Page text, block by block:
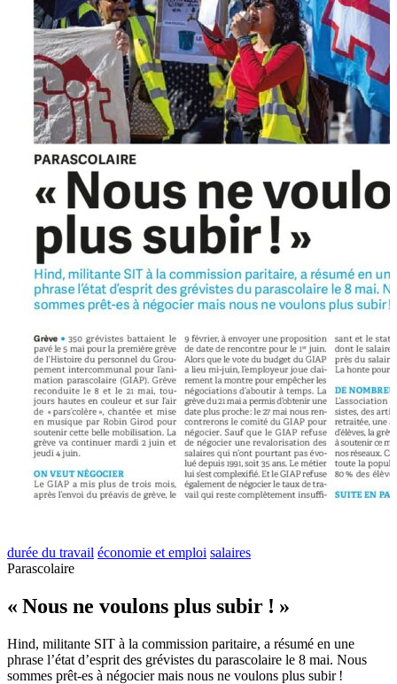
durée du travail économie et emploi salaires
Parascolaire
« Nous ne voulons plus subir ! »
Hind, militante SIT à la commission paritaire, a résumé en une
phrase l’état d’esprit des grévistes du parascolaire le 8 mai. Nous
sommes prêt-es à négocier mais nous ne voulons plus subir !